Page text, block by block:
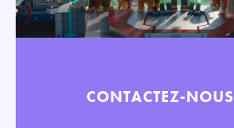
CONTACTEZ-NOUS